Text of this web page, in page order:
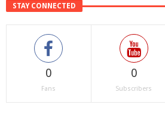
STAY CONNECTED
0
Fans
0
Subscribers